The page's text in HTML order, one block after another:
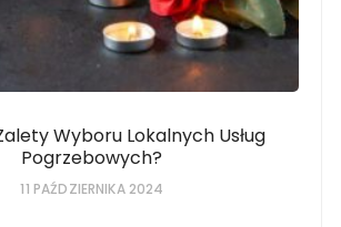
Wyboru Lokalnych Usług
Pogrzebowych?
11 PAŹDZIERNIKA 2024